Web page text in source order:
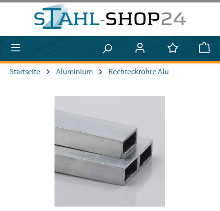
Zum Hauptinhalt springen
Startseite Aluminium Rechteckrohre Alu